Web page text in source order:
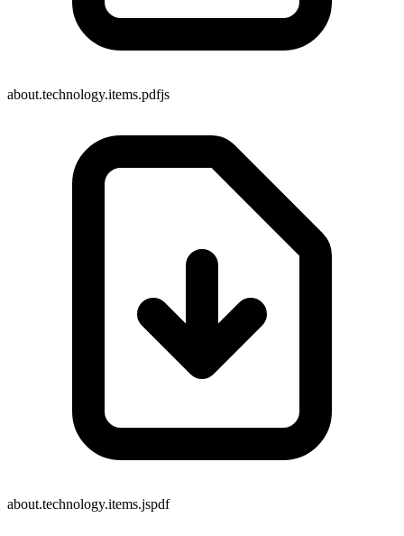
about.technology.items.pdfjs
about.technology.items.jspdf